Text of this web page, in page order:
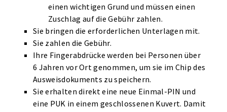
einen wichtigen Grund und müssen einen
Zuschlag auf die Gebühr zahlen.
Sie bringen die erforderlichen Unterlagen mit.
Sie zahlen die Gebühr.
Ihre Fingerabdrücke werden bei Personen über
6 Jahren vor Ort genommen, um sie im Chip des
Ausweisdokuments zu speichern.
Sie erhalten direkt eine neue Einmal-PIN und
eine PUK in einem geschlossenen Kuvert. Damit